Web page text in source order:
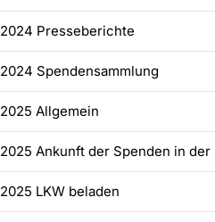
2024 Presseberichte
2024 Spendensammlung
2025 Allgemein
2025 Ankunft der Spenden in der
2025 LKW beladen